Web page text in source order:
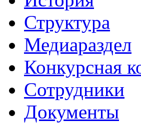
Структура
Медиараздел
Конкурсная
Сотрудники
Документы